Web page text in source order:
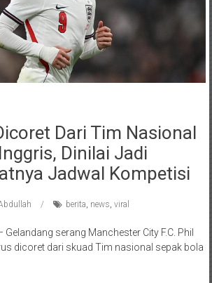
Dari Tim Nasional
Dinilai Jadi
Jadwal Kompetisi
berita news viral
serang Manchester City F.C. Phil
dicoret dari skuad Tim nasional sepak bola